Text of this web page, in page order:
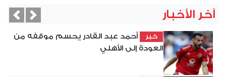
آخر الأخبار
خبر
أحمد عبد القادر يحسم موقفه من
العودة إلى الأهلي
Next